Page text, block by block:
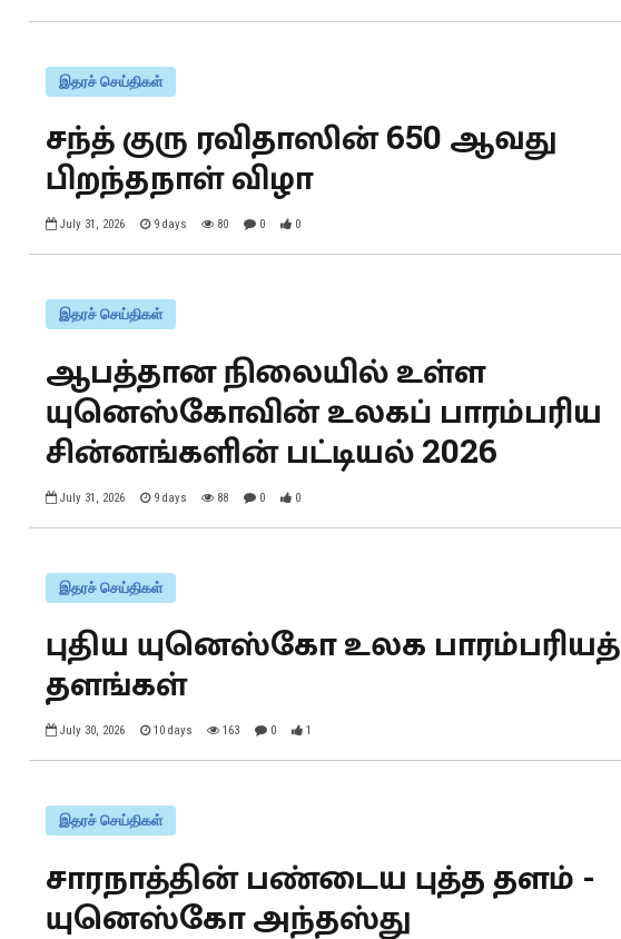
இதரச் செய்திகள்
சந்த் குரு ரவிதாஸின் 650 ஆவது
பிறந்தநாள் விழா
July 31, 2026 9 days 80 0 0
இதரச் செய்திகள்
ஆபத்தான நிலையில் உள்ள
யுனெஸ்கோவின் உலகப் பாரம்பரிய
சின்னங்களின் பட்டியல் 2026
July 31, 2026 9 days 88 0 0
இதரச் செய்திகள்
புதிய யுனெஸ்கோ உலக பாரம்பரியத்
தளங்கள்
July 30, 2026 10 days 163 0 1
இதரச் செய்திகள்
சாரநாத்தின் பண்டைய புத்த தளம் -
யுனெஸ்கோ அந்தஸ்து